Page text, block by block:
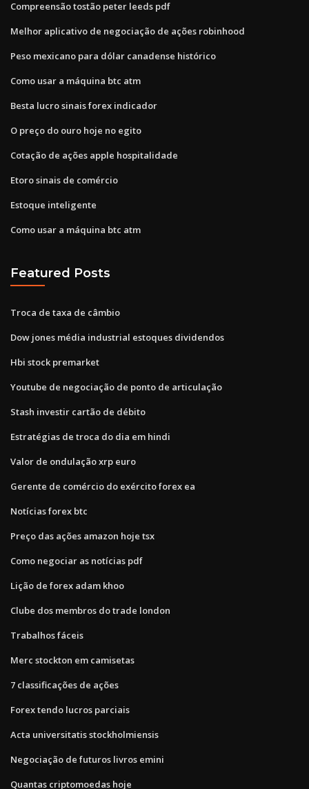
Compreensão tostão peter leeds pdf
Melhor aplicativo de negociação de ações robinhood
Peso mexicano para dólar canadense histórico
Como usar a máquina btc atm
Besta lucro sinais forex indicador
O preço do ouro hoje no egito
Cotação de ações apple hospitalidade
Etoro sinais de comércio
Estoque inteligente
Como usar a máquina btc atm
Featured Posts
Troca de taxa de câmbio
Dow jones média industrial estoques dividendos
Hbi stock premarket
Youtube de negociação de ponto de articulação
Stash investir cartão de débito
Estratégias de troca do dia em hindi
Valor de ondulação xrp euro
Gerente de comércio do exército forex ea
Notícias forex btc
Preço das ações amazon hoje tsx
Como negociar as notícias pdf
Lição de forex adam khoo
Clube dos membros do trade london
Trabalhos fáceis
Merc stockton em camisetas
7 classificações de ações
Forex tendo lucros parciais
Acta universitatis stockholmiensis
Negociação de futuros livros emini
Quantas criptomoedas hoje